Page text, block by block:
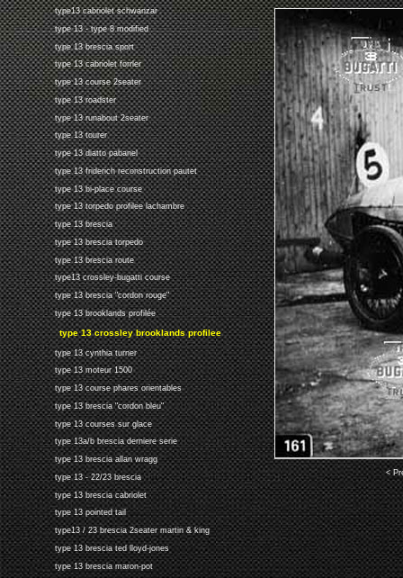
type13 cabriolet schwanzar
type 13 - type 8 modified
type 13 brescia sport
type 13 cabriolet forrler
type 13 course 2seater
type 13 roadster
type 13 runabout 2seater
type 13 tourer
type 13 diatto pabanel
type 13 friderich reconstruction pautet
type 13 bi-place course
type 13 torpedo profilee lachambre
type 13 brescia
type 13 brescia torpedo
type 13 brescia route
type13 crossley-bugatti course
type 13 brescia "cordon rouge"
type 13 brooklands profilée
type 13 crossley brooklands profilee
type 13 cynthia turner
type 13 moteur 1500
type 13 course phares orientables
type 13 brescia "cordon bleu"
type 13 courses sur glace
type 13a/b brescia derniere serie
type 13 brescia allan wragg
type 13 - 22/23 brescia
type 13 brescia cabriolet
type 13 pointed tail
type13 / 23 brescia 2seater martin & king
type 13 brescia ted lloyd-jones
type 13 brescia maron-pot
<